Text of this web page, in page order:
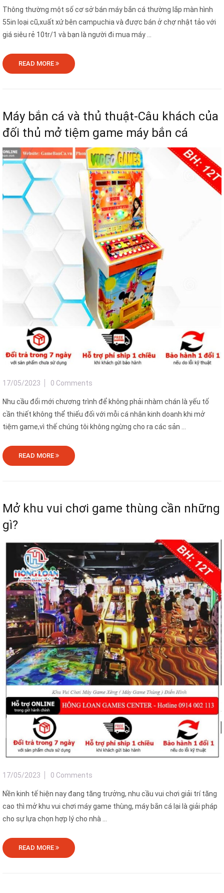
Thông thường một số cơ sở bán máy bắn cá thường lắp màn hình
55in loại cũ,xuất xứ bên campuchia và được bán ở chợ nhật tảo với
giá siêu rẻ 10tr/1 và bạn là người đi mua máy ...
READ MORE
Máy bắn cá và thủ thuật-Câu khách của
đối thủ mở tiệm game máy bắn cá
17/05/2023 0 Comments
Nhu cầu đổi mới chương trình để không phải nhàm chán là yếu tố
cần thiết không thể thiếu đối với mỗi cá nhân kinh doanh khi mở
tiệm game,vì thế chúng tôi không ngừng cho ra các sản ...
READ MORE
Mở khu vui chơi game thùng cần những
gì?
17/05/2023 0 Comments
Nền kinh tế hiện nay đang tăng trưởng, nhu cầu vui chơi giải trí tăng
cao thì mở khu vui chơi máy game thùng, máy bắn cá lại là giải pháp
cho sự lựa chọn hợp lý cho nhà ...
READ MORE